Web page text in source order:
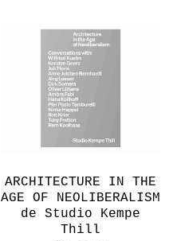
ARCHITECTURE IN THE
AGE OF NEOLIBERALISM
de Studio Kempe
Thill